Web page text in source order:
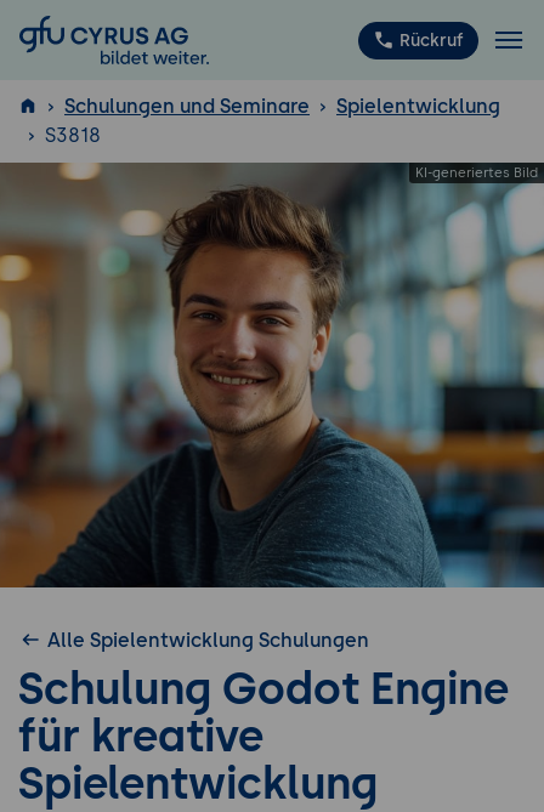
GFU Cyrus AG Rückruf
ISTQB ®
Schulungen und Seminare
Spielentwicklung
S3818
Alle Spielentwicklung Schulungen
Schulung Godot Engine
für kreative
Spielentwicklung